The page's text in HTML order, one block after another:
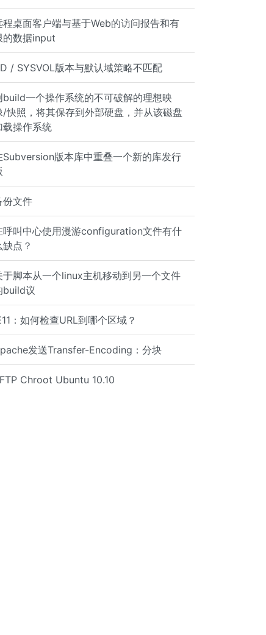
程桌面客户端与基于Web的访问报告和有
的数据input
/ SYSVOL版本与默认域策略不匹配
build一个操作系统的不可破解的理想映
/快照，将其保存到外部硬盘，并从该磁盘
载操作系统
Subversion版本库中重叠一个新的库发行
份文件
呼叫中心使用漫游configuration文件有什
缺点？
于脚本从一个linux主机移动到另一个文件
build议
：如何检查URL到哪个区域？
发送Transfer-Encoding：分块
Chroot Ubuntu 10.10